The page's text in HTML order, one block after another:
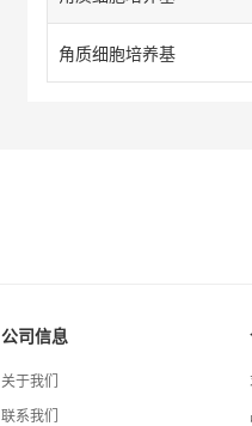
角质细胞培养基
公司信息
关于我们
联系我们